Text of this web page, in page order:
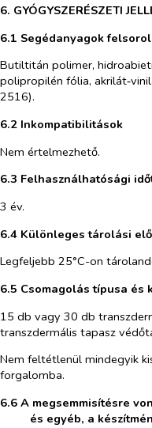
6. GYÓGYSZERÉSZETI
6.1 Segédanyagok
Butiltitán polimer,
polipropilén fólia,
2516).
6.2 Inkompatibilitások
Nem értelmezhető.
6.3 Felhasználhatósági
3 év.
6.4 Különleges tárolási
Legfeljebb 25°C-on
6.5 Csomagolás típusa és
15 db vagy 30 db
transzdermális tapasz
Nem feltétlenül mindegyik
forgalomba.
6.6 A megsemmisítésre
és egyéb, a